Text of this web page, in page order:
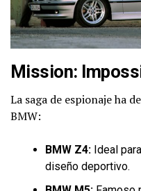
Mission:
La saga de espionaje ha
BMW:
BMW Z4: Ideal
diseño deportivo.